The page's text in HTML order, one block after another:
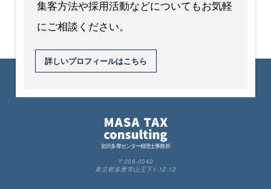
集客方法や採用活動などについてもお気軽
にご相談ください。
詳しいプロフィールはこちら
岩沢多摩センター税理士事務所
〒206-0042
東京都多摩市山王下1-12-12